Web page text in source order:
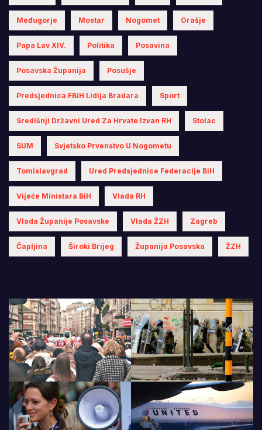
Međugorje Mostar Nogomet Orašje
Papa Lav XIV. Politika Posavina
Posavska Županija Posušje
Predsjednica FBiH Lidija Bradara Sport
Središnji Državni Ured Za Hrvate Izvan RH Stolac
SUM Svjetsko Prvenstvo U Nogometu
Tomislavgrad Ured Predsjednice Federacije BiH
Vijeće Ministara BiH Vlada RH
Vlada Županije Posavske Vlada ŽZH Zagreb
Čapljina Široki Brijeg Županija Posavska ŽZH